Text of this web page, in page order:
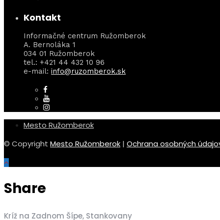
Kontakt
Informačné centrum Ružomberok
A. Bernoláka 1
034 01 Ružomberok
tel.: +421 44 432 10 96
e-mail: info@ruzomberok.sk
Mesto Ružomberok
© Copyright Mesto Ružomberok | Ochrana osobných
Share
Kríž na Zadnom Šípe, Stankovany